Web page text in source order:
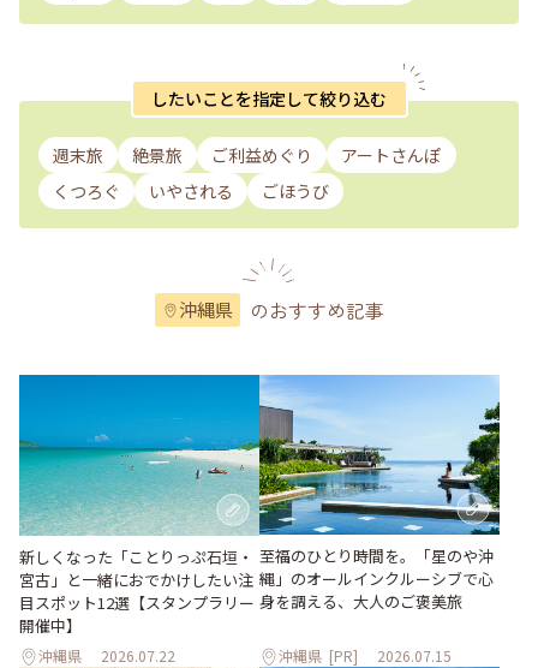
したいことを指定して絞り込む
週末旅 絶景旅 ご利益めぐり
アートさんぽ
くつろぐ
いやされる ごほうび
沖縄県 のおすすめ記事
新しくなった「ことりっぷ石垣・
宮古」と一緒におでかけしたい注
目スポット12選【スタンプラリー
開催中】
沖縄県 2026.07.22
至福のひとり時間を。「星のや沖
縄」のオールインクルーシブで心
身を調える、大人のご褒美旅
沖縄県 [PR] 2026.07.15